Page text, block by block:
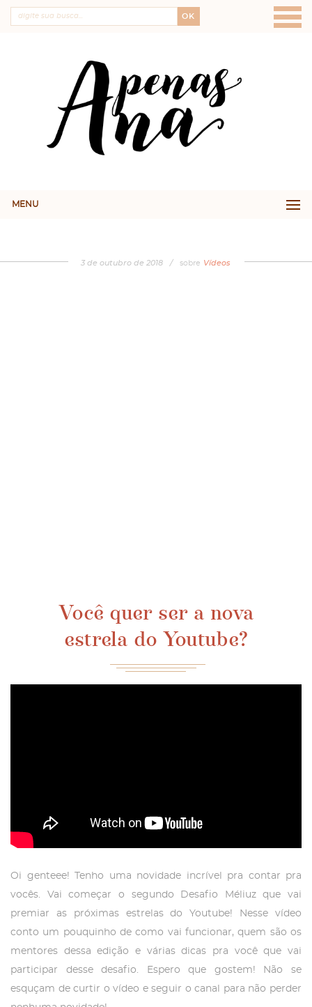
OK
MENU
3 de outubro de 2018 / sobre Vídeos
Você quer ser a nova
estrela do Youtube?
Oi genteee! Tenho uma novidade incrível pra contar pra
vocês. Vai começar o segundo Desafio Méliuz que vai
premiar as próximas estrelas do Youtube! Nesse vídeo
conto um pouquinho de como vai funcionar, quem são os
mentores dessa edição e várias dicas pra você que vai
participar desse desafio. Espero que gostem! Não se
esquçam de curtir o vídeo e seguir o canal para não perder